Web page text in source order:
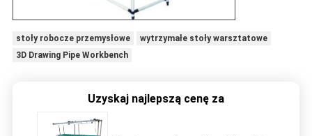
stoły robocze przemysłowe
wytrzymałe stoły warsztatowe
3D Drawing Pipe Workbench
Uzyskaj najlepszą cenę za